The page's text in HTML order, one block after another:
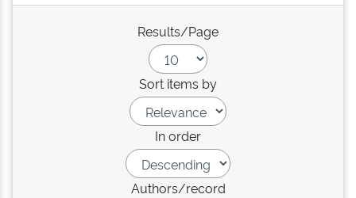
Results/Page
Sort items by
In order
Authors/record